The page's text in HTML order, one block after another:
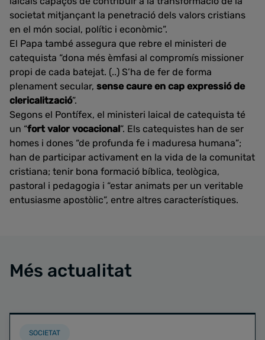
societat mitjançant la penetració dels valors cristians
en el món social, polític i econòmic”.
El Papa també assegura que rebre el ministeri de
catequista “dona més èmfasi al compromís missioner
propi de cada batejat. (..) S’ha de fer de forma
plenament secular, sense caure en cap expressió de
clericalització”.
Segons el Pontífex, el ministeri laical de catequista té
un “fort valor vocacional”. Els catequistes han de ser
homes i dones “de profunda fe i maduresa humana”;
han de participar activament en la vida de la comunitat
cristiana; tenir bona formació bíblica, teològica,
pastoral i pedagogia i “estar animats per un veritable
entusiasme apostòlic”, entre altres característiques.
Més actualitat
SOCIETAT